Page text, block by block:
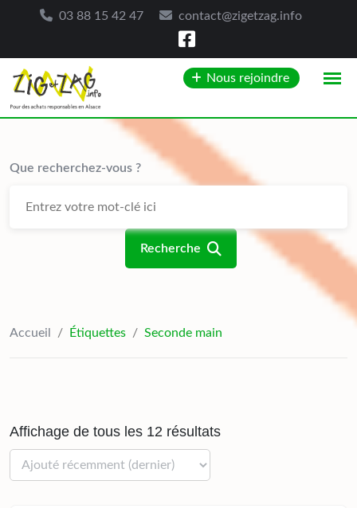
03 88 15 42 47 contact@zigetzag.info
content
Nous rejoindre
Que recherchez-vous ?
Recherche
Accueil / Étiquettes / Seconde main
Affichage de tous les 12 résultats